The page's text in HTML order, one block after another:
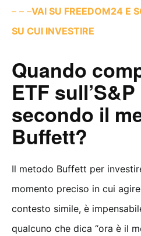
– – –VAI SU FREEDOM24 E
SU CUI INVESTIRE
Quando
ETF sull’S&P
secondo il
Buffett?
Il metodo Buffett per
momento preciso in cui
contesto simile, è
qualcuno che dica “ora è il